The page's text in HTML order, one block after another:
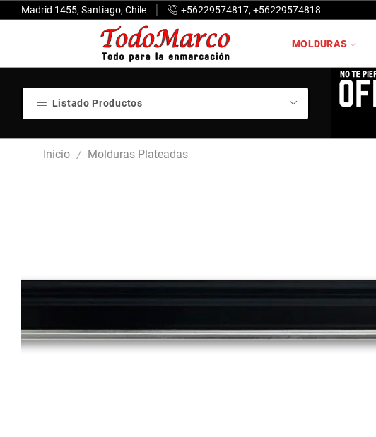
Madrid 1455, Santiago, Chile +56229574817, +56229574818
MOLDURAS
Listado Productos
Inicio / Molduras Plateadas